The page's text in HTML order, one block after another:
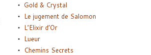
Gold & Crystal
Le jugement de Salomon
L’Elixir d’Or
Lueur
Chemins Secrets